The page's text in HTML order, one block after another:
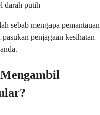
darah putih
sebab mengapa pemantauan
penjagaan kesihatan